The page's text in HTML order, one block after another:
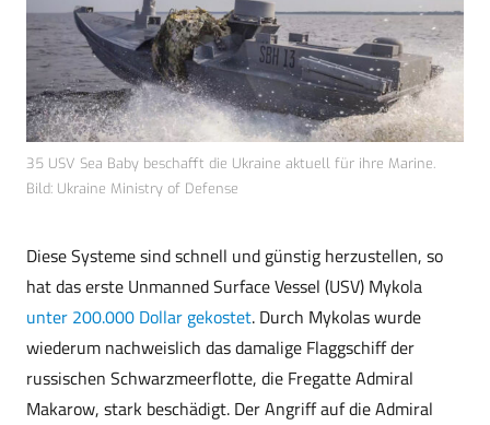
35 USV Sea Baby beschafft die Ukraine aktuell für ihre Marine.
Bild: Ukraine Ministry of Defense
Diese Systeme sind schnell und günstig herzustellen, so
hat das erste Unmanned Surface Vessel (USV) Mykola
unter 200.000 Dollar gekostet. Durch Mykolas wurde
wiederum nachweislich das damalige Flaggschiff der
russischen Schwarzmeerflotte, die Fregatte Admiral
Makarow, stark beschädigt. Der Angriff auf die Admiral